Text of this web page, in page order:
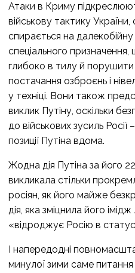
Атаки в Криму
військову тактику України,
спирається на
спеціального
глибоко в тилу й порушити
постачання озброєнь і
у техніці. Вони також
виклик Путіну, оскільки
до військових зусиль Росії
позиції Путіна вдома.
Жодна дія Путіна за його
викликала стільки
росіян, як його майже
дія, яка зміцнила його
«відроджує Росію в
І напередодні
минулої зими саме